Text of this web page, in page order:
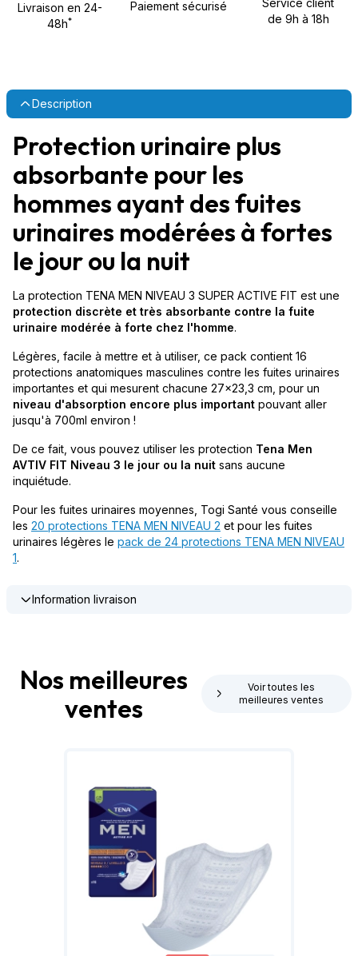
Livraison en 24-
48h*
Paiement sécurisé
Service client
de 9h à 18h
Description
Protection urinaire plus
absorbante pour les
hommes ayant des fuites
urinaires modérées à fortes
le jour ou la nuit
La protection TENA MEN NIVEAU 3 SUPER ACTIVE FIT est une
protection discrète et très absorbante contre la fuite
urinaire modérée à forte chez l'homme.
Légères, facile à mettre et à utiliser, ce pack contient 16
protections anatomiques masculines contre les fuites urinaires
importantes et qui mesurent chacune 27x23,3 cm, pour un
niveau d'absorption encore plus important pouvant aller
jusqu'à 700ml environ !
De ce fait, vous pouvez utiliser les protection Tena Men
AVTIV FIT Niveau 3 le jour ou la nuit sans aucune
inquiétude.
Pour les fuites urinaires moyennes, Togi Santé vous conseille
les 20 protections TENA MEN NIVEAU 2 et pour les fuites
urinaires légères le pack de 24 protections TENA MEN NIVEAU
1.
Information livraison
Nos meilleures
ventes
Voir toutes les
meilleures ventes